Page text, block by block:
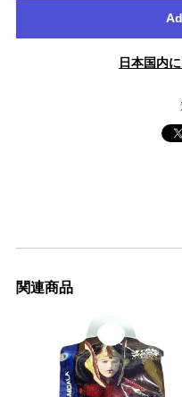
日本国内
関連商品